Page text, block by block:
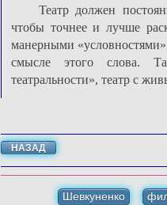
Театр должен
чтобы точнее и лучше
манерными
смысле этого слова.
театральности», театр с
НАЗАД
Шевкуненко